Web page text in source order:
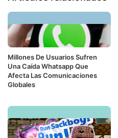
Millones De Usuarios Sufren
Una Caída Whatsapp Que
Afecta Las Comunicaciones
Globales